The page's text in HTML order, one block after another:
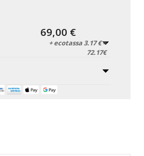
69,00 €
+ ecotassa 3.17 € =
72.17€